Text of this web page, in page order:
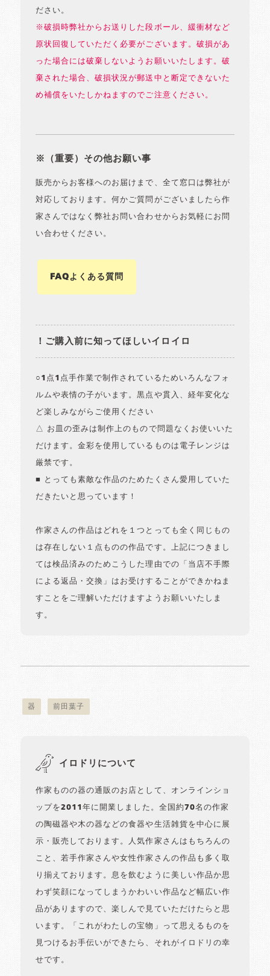
ださい。
※破損時弊社からお送りした段ボール、緩衝材など
原状回復していただく必要がございます。破損があ
った場合には破棄しないようお願いいたします。破
棄された場合、破損状況が郵送中と断定できないた
め補償をいたしかねますのでご注意ください。
※（重要）その他お願い事
販売からお客様へのお届けまで、全て窓口は弊社が
対応しております。何かご質問がございましたら作
家さんではなく弊社お問い合わせからお気軽にお問
い合わせください。
FAQよくある質問
！ご購入前に知ってほしいイロイロ
○1点1点手作業で制作されているためいろんなフォ
ルムや表情の子がいます。黒点や貫入、経年変化な
ど楽しみながらご使用ください
△ お皿の歪みは制作上のもので問題なくお使いいた
だけます。金彩を使用しているものは電子レンジは
厳禁です。
■ とっても素敵な作品のためたくさん愛用していた
だきたいと思っています！
作家さんの作品はどれを１つとっても全く同じもの
は存在しない１点ものの作品です。上記につきまし
ては検品済みのためこうした理由での「当店不手際
による返品・交換」はお受けすることができかねま
すことをご理解いただけますようお願いいたしま
す。
器 前田葉子
イロドリについて
作家ものの器の通販のお店として、オンラインショ
ップを2011年に開業しました。全国約70名の作家
の陶磁器や木の器などの食器や生活雑貨を中心に展
示・販売しております。人気作家さんはもちろんの
こと、若手作家さんや女性作家さんの作品も多く取
り揃えております。息を飲むように美しい作品か思
わず笑顔になってしまうかわいい作品など幅広い作
品がありますので、楽しんで見ていただけたらと思
います。「これがわたしの宝物」って思えるものを
見つけるお手伝いができたら、それがイロドリの幸
せです。